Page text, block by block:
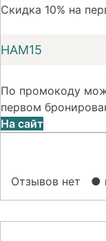
Скидка 10% на
НАМ15
По промокоду
первом
На сайт
Отзывов нет ●